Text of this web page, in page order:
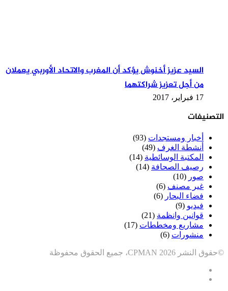
السيد عزيز أخنوش يؤكد أن المغرب والاتحاد الأوربي يعملان
من أجل تعزيز شراكتهما
17 فبراير، 2017
التصنيفات
أخبار ومستجدات (93)
أنشطة الغرف (49)
المكتبة الوسائطية (14)
رصيف الصحافة (14)
صور (10)
غير مصنف (6)
فضاء البحار (6)
فيديو (9)
قوانين وانظمة (21)
مشاريع ومخططات (17)
منشورات (6)
©حقوق النشر CPMAN 2026، جميع الحقوق محفوظة